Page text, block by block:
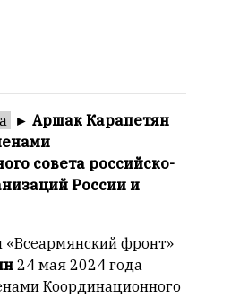
► Аршак Карапетян
совета российско-
России и
фронт»
24 мая 2024 года
Координационного